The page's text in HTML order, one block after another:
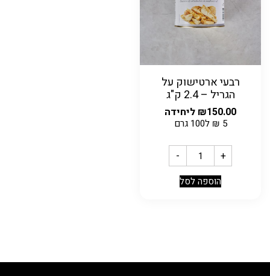
רבעי ארטישוק על
הגריל – 2.4 ק"ג
₪150.00 ליחידה
5
₪ ל100 גרם
- +
הוספה לסל